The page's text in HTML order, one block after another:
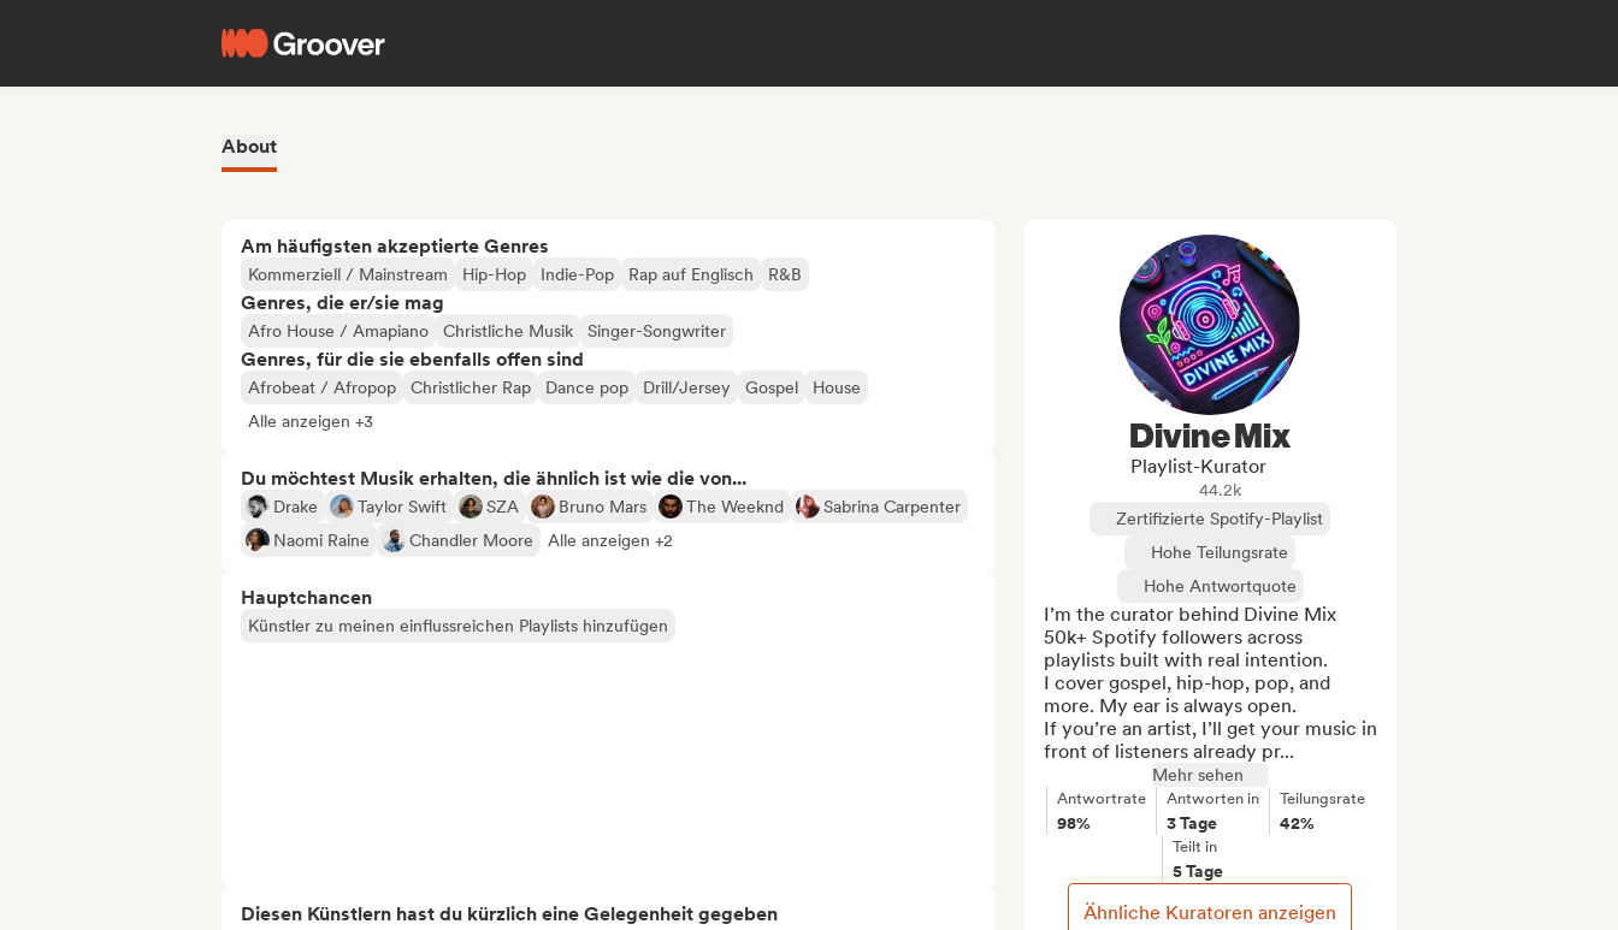
About
Am häufigsten akzeptierte Genres
Kommerziell / Mainstream Hip-Hop Indie-Pop Rap auf Englisch R&B
Genres, die er/sie mag
Afro House / Amapiano Christliche Musik Singer-Songwriter
Genres, für die sie ebenfalls offen sind
Afrobeat / Afropop Christlicher Rap Dance pop Drill/Jersey Gospel
House
Alle anzeigen +3
Du möchtest Musik erhalten, die ähnlich ist wie die von...
Drake Taylor Swift SZA Bruno Mars The Weeknd
Sabrina Carpenter
Naomi Raine
Chandler Moore Alle anzeigen +2
Hauptchancen
Künstler zu meinen einflussreichen Playlists hinzufügen
Diesen Künstlern hast du kürzlich eine Gelegenheit gegeben
Divine Mix
Playlist-Kurator
44.2k
Zertifizierte Spotify-Playlist
Hohe Teilungsrate
Hohe Antwortquote
I’m the curator behind Divine Mix
50k+ Spotify followers across
playlists built with real intention.
I cover gospel, hip-hop, pop, and
more. My ear is always open.
If you’re an artist, I’ll get your music in
front of listeners already pr...
Mehr sehen
Antwortrate
98%
Antworten in
3 Tage
Teilungsrate
42%
Teilt in
5 Tage
Ähnliche Kuratoren anzeigen